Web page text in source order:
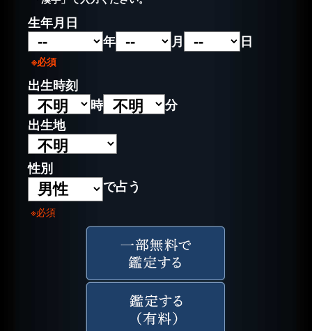
生年月日
年
月 日
※必須
出生時刻
時
分
出生地
性別
で占う
※必須